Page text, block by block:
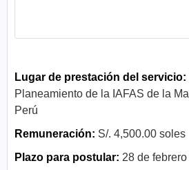
Lugar de prestación del servicio:
Planeamiento de la IAFAS de la
Perú
Remuneración: S/. 4,500.00 soles
Plazo para postular: 28 de